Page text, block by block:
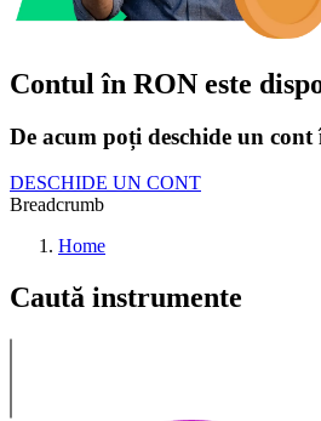
Contul în RON este
De acum poți deschide un
DESCHIDE UN CONT
Breadcrumb
Home
Caută instrumente